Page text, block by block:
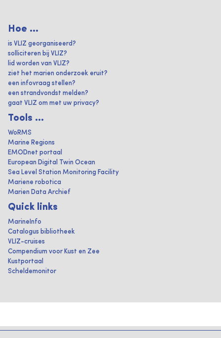
Hoe ...
is VLIZ georganiseerd?
solliciteren bij VLIZ?
lid worden van VLIZ?
ziet het marien onderzoek eruit?
een infovraag stellen?
een strandvondst melden?
gaat VLIZ om met uw privacy?
Tools ...
WoRMS
Marine Regions
EMODnet portaal
European Digital Twin Ocean
Sea Level Station Monitoring Facility
Mariene robotica
Marien Data Archief
Quick links
MarineInfo
Catalogus bibliotheek
VLIZ-cruises
Compendium voor Kust en Zee
Kustportaal
Scheldemonitor